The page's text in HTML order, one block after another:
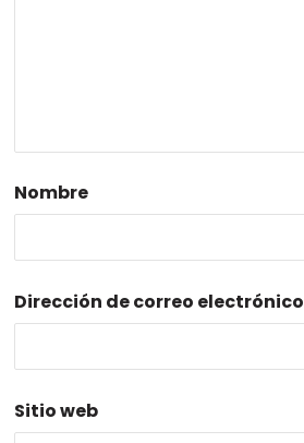
Nombre
Dirección de correo electrónico
Sitio web